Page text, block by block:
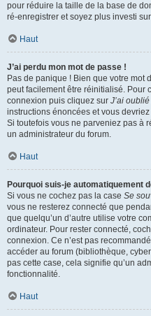
pour réduire la taille de la base de
ré-enregistrer et soyez plus investi
Haut
J’ai perdu mon mot de passe !
Pas de panique ! Bien que votre mot
peut facilement être réinitialisé. Pour
connexion puis cliquez sur J’ai
instructions énoncées et vous
Si toutefois vous ne parveniez pas à
un administrateur du forum.
Haut
Pourquoi suis-je automatiquement
Si vous ne cochez pas la case Se
vous ne resterez connecté que
que quelqu’un d’autre utilise votre
ordinateur. Pour rester connecté,
connexion. Ce n’est pas
accéder au forum (bibliothèque,
pas cette case, cela signifie qu’un
fonctionnalité.
Haut